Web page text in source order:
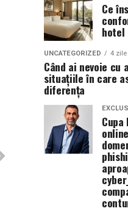
Ce
hotel
UNCATEGORIZED 4
Când ai nevoie cu
situațiile în care
diferența